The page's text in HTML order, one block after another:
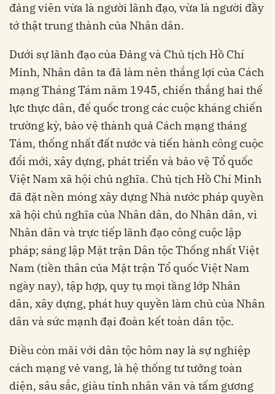
đảng viên vừa là người lãnh đạo, vừa là người đầy
tớ thật trung thành của Nhân dân.
Dưới sự lãnh đạo của Đảng và Chủ tịch Hồ Chí
Minh, Nhân dân ta đã làm nên thắng lợi của Cách
mạng Tháng Tám năm 1945, chiến thắng hai thế
lực thực dân, đế quốc trong các cuộc kháng chiến
trường kỳ, bảo vệ thành quả Cách mạng tháng
Tám, thống nhất đất nước và tiến hành công cuộc
đổi mới, xây dựng, phát triển và bảo vệ Tổ quốc
Việt Nam xã hội chủ nghĩa. Chủ tịch Hồ Chí Minh
đã đặt nền móng xây dựng Nhà nước pháp quyền
xã hội chủ nghĩa của Nhân dân, do Nhân dân, vì
Nhân dân và trực tiếp lãnh đạo công cuộc lập
pháp; sáng lập Mặt trận Dân tộc Thống nhất Việt
Nam (tiền thân của Mặt trận Tổ quốc Việt Nam
ngày nay), tập hợp, quy tụ mọi tầng lớp Nhân
dân, xây dựng, phát huy quyền làm chủ của Nhân
dân và sức mạnh đại đoàn kết toàn dân tộc.
Điều còn mãi với dân tộc hôm nay là sự nghiệp
cách mạng vẻ vang, là hệ thống tư tưởng toàn
diện, sâu sắc, giàu tính nhân văn và tấm gương